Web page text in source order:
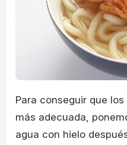
Para conseguir que
más adecuada,
agua con hielo